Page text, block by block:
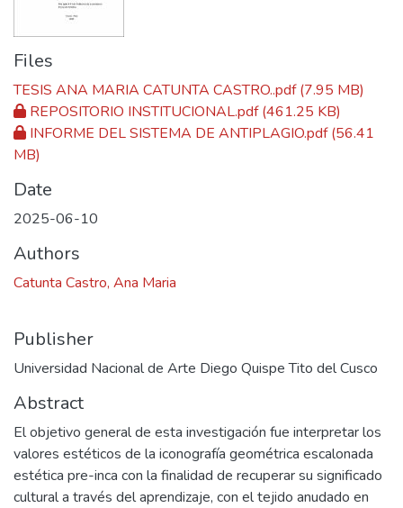
Files
TESIS ANA MARIA CATUNTA CASTRO..pdf(7.95 MB)
REPOSITORIO INSTITUCIONAL.pdf(461.25 KB)
INFORME DEL SISTEMA DE ANTIPLAGIO.pdf(56.41
MB)
Date
2025-06-10
Authors
Catunta Castro, Ana Maria
Publisher
Universidad Nacional de Arte Diego Quispe Tito del Cusco
Abstract
El objetivo general de esta investigación fue interpretar los
valores estéticos de la iconografía geométrica escalonada
estética pre-inca con la finalidad de recuperar su significado
cultural a través del aprendizaje, con el tejido anudado en